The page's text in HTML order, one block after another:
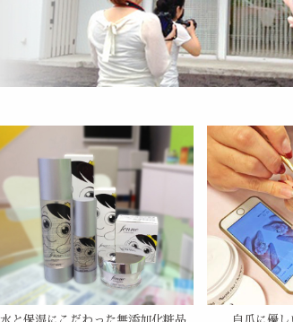
水と保湿にこだわった無添加化粧品 自爪に優